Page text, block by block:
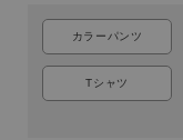
カラーパンツ
Tシャツ